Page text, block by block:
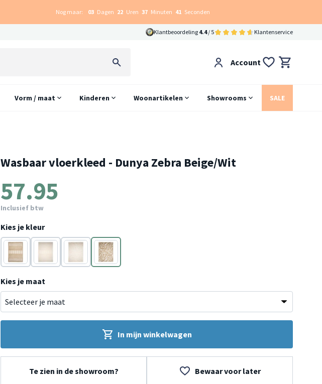
Nog maar: 03 Dagen 22 Uren 37 Minuten 40 Seconden
Klantbeoordeling 4.4/ 5 Klantenservice
Account
Vorm / maat Kinderen Woonartikelen Showrooms SALE
Wasbaar vloerkleed - Dunya Zebra Beige/Wit
57.95
Inclusief btw
Kies je kleur
Beige Wit Wit
Beige
Kies je maat
In mijn winkelwagen
Te zien in de showroom? Bewaar voor later